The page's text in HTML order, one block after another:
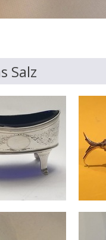
Salz